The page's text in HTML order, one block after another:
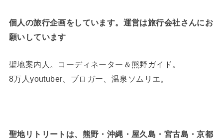
個人の旅行企画をしています。運営は旅行会社さんにお
願いしています
聖地案内人。コーディネーター＆熊野ガイド。
8万人youtuber、ブロガー、温泉ソムリエ。
聖地リトリートは、熊野・沖縄・屋久島・宮古島・京都